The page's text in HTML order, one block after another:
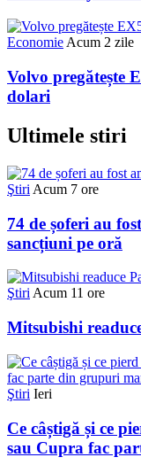
EconomieAcum 2 zile
Volvo pregătește
dolari
Ultimele stiri
Ştiri Acum 7 ore
74 de șoferi au
sancțiuni pe oră
ŞtiriAcum 11 ore
Mitsubishi
Ştiri Ieri
Ce câștigă și ce
sau Cupra fac